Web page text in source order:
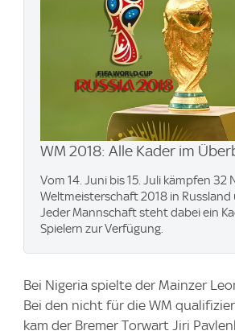
WM 2018: Alle Kader im
Vom 14. Juni bis 15. Juli kämpfen 32
Weltmeisterschaft 2018 in Russland
Jeder Mannschaft steht dabei ein
Spielern zur Verfügung.
Bei Nigeria spielte der Mainzer
Bei den nicht für die WM
kam der Bremer Torwart Jiri